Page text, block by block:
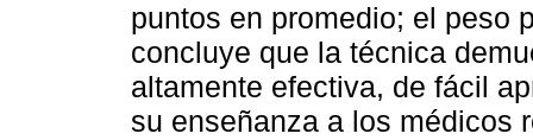
puntos en promedio; el peso
concluye que la técnica
altamente efectiva, de fácil
su enseñanza a los médicos